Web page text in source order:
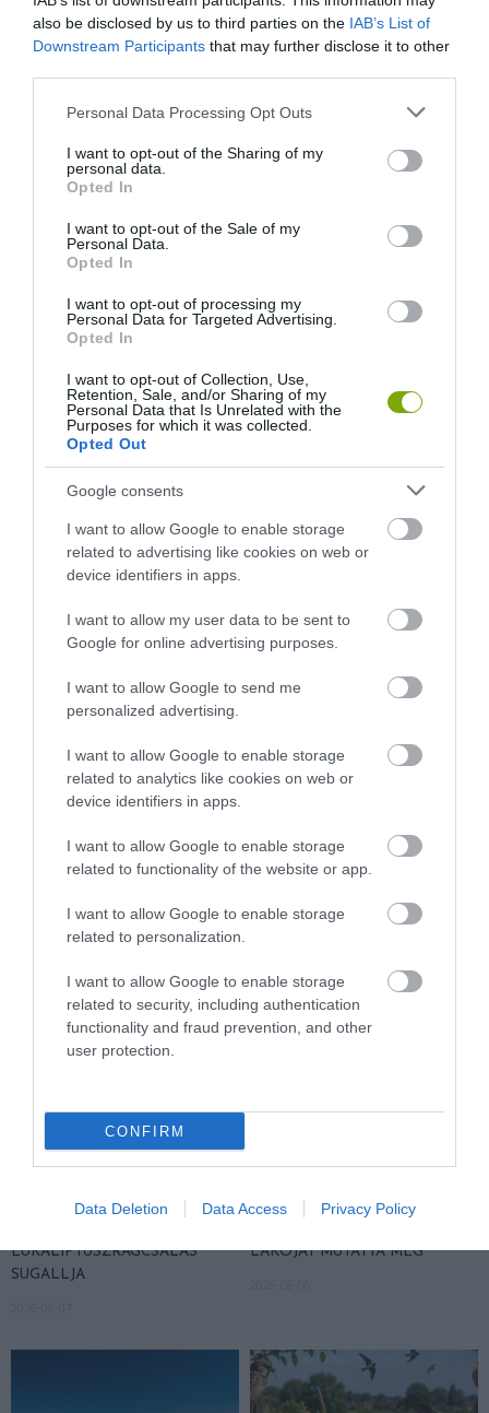
also be disclosed by us to third parties on the IAB’s List of
Downstream Participants that may further disclose it to other
Please note that this website/app uses one or more Google
not limited to your visit or usage behaviour. You may click to
grant or deny consent to Google and its third-party tags to
use your data for below specified purposes in below Google
consent section.
Personal Data Processing Opt Outs
I want to opt-out of the Sharing of my
personal data.
Opted In
I want to opt-out of the Sale of my
Personal Data.
Opted In
I want to opt-out of processing my
Personal Data for Targeted Advertising.
Opted In
I want to opt-out of Collection, Use,
Retention, Sale, and/or Sharing of my
Personal Data that Is Unrelated with the
Purposes for which it was collected.
Opted Out
Google consents
I want to allow Google to enable storage
related to advertising like cookies on web or
device identifiers in apps.
I want to allow my user data to be sent to
Google for online advertising purposes.
I want to allow Google to send me
personalized advertising.
I want to allow Google to enable storage
related to analytics like cookies on web or
device identifiers in apps.
I want to allow Google to enable storage
related to functionality of the website or app.
I want to allow Google to enable storage
related to personalization.
I want to allow Google to enable storage
related to security, including authentication
functionality and fraud prevention, and other
user protection.
CONFIRM
Data Deletion Data Access Privacy Policy
ELŐZŐ CIKK
ÖTLET
KÖVETKEZŐ CIKK
AHOL KIUGRÓAN SOK AZ IKERPÁR: REJTÉLYEK AZ „IKREK
VÁROSÁBAN”
SOKKAL DRÁMAIBB, MINT A
EUKALIPTUSZRÁGCSÁLÁS
SUGALLJA
SZÍNES HALAKBÓL ÁLL: MOST
LAKÓJÁT MUTATTA MEG